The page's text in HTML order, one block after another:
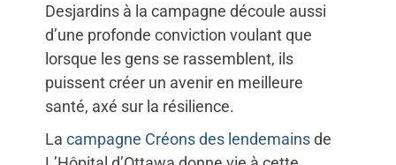
Desjardins à la campagne découle aussi
d’une profonde conviction voulant que
lorsque les gens se rassemblent, ils
puissent créer un avenir en meilleure
santé, axé sur la résilience.
Lacampagne Créons des lendemainsde